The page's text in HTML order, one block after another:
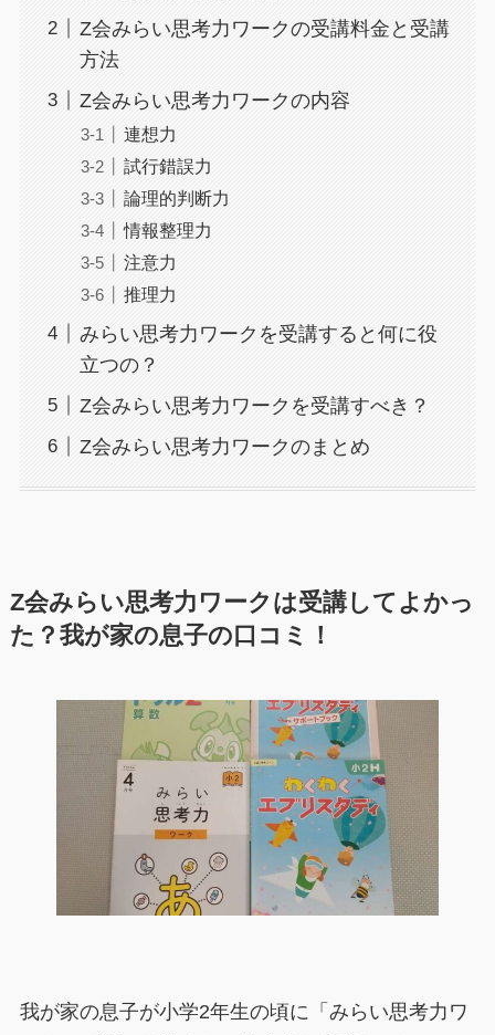
Z会みらい思考力ワークの受講料金と受講
方法
Z会みらい思考力ワークの内容
連想力
試行錯誤力
論理的判断力
情報整理力
注意力
推理力
みらい思考力ワークを受講すると何に役
立つの？
Z会みらい思考力ワークを受講すべき？
Z会みらい思考力ワークのまとめ
Z会みらい思考力ワークは受講してよかっ
た？我が家の息子の口コミ！
我が家の息子が小学2年生の頃に「みらい思考力ワ